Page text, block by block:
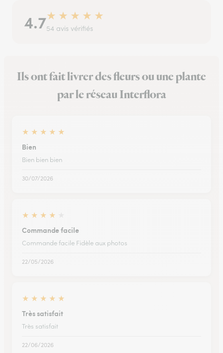
4.7★ ★ ★ ★ ★
54 avis vérifiés
Ils ont fait livrer des fleurs ou une plante
par le réseau Interflora
★ ★ ★ ★ ★
Bien
Bien bien bien
30/07/2026
★ ★ ★ ★
Commande facile
Commande facile Fidèle aux photos
22/05/2026
★ ★ ★ ★ ★
Très satisfait
Très satisfait
22/06/2026